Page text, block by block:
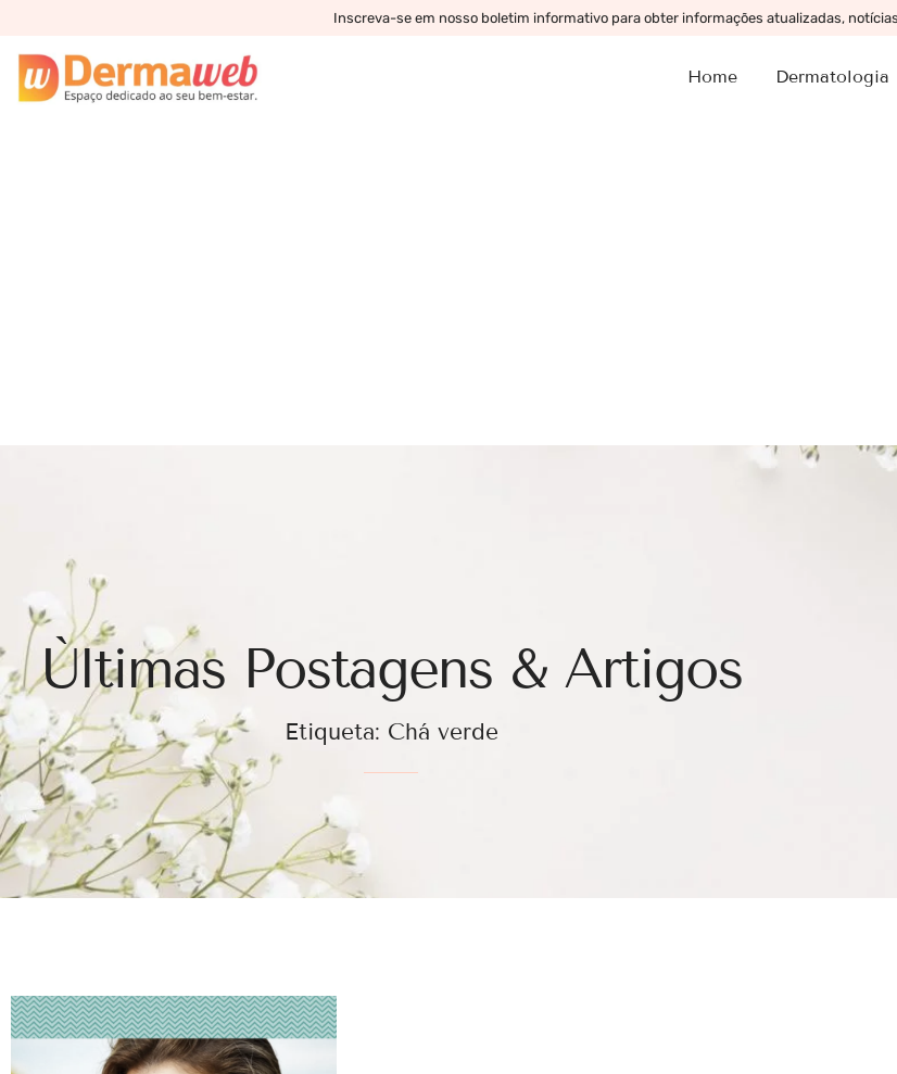
Inscreva-se em nosso boletim informativo para obter informações atualizadas,
Home Dermatologia
Ùltimas Postagens & Artigos
Etiqueta: Chá verde